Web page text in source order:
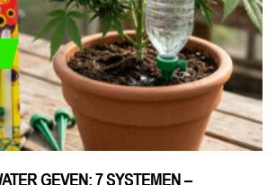
GEVEN: 7 SYSTEMEN –